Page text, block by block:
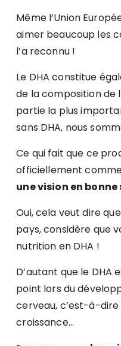
Même l’Union
aimer beaucoup les
l’a reconnu !
Le DHA constitue
de la composition de
partie la plus
sans DHA, nous
Ce qui fait que ce
officiellement
une vision en
Oui, cela veut dire
pays, considère que
nutrition en DHA !
D’autant que le DHA
point lors du
cerveau, c’est-à-
croissance…